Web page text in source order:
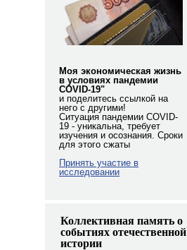
Моя экономическая жизнь
в условиях пандемии
COVID-19"
и поделитесь ссылкой на
него с другими!
Ситуация пандемии COVID-
19 - уникальна, требует
изучения и осознания. Сроки
для этого сжаты
Принять участие в
исследовании
Коллективная память о
событиях отечественной
истории